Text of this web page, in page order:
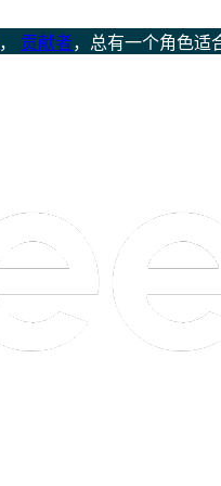
， 贡献者，总有一个角色适